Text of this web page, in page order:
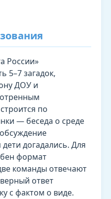
России»
5–7 загадок,
ДОУ и
по
— беседа о среде
догадались. Для
формат
команды отвечают
ответ
с фактом о виде.